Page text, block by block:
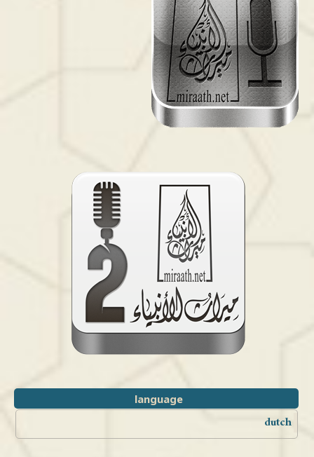
language
dutch